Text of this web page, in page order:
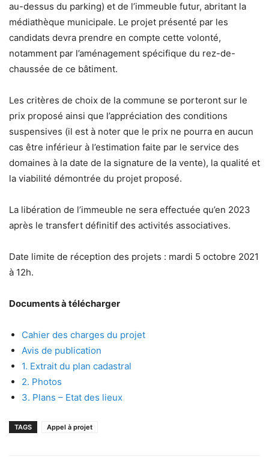
au-dessus du parking) et de l’immeuble futur, abritant la
médiathèque municipale. Le projet présenté par les
candidats devra prendre en compte cette volonté,
notamment par l’aménagement spécifique du rez-de-
chaussée de ce bâtiment.
Les critères de choix de la commune se porteront sur le
prix proposé ainsi que l’appréciation des conditions
suspensives (il est à noter que le prix ne pourra en aucun
cas être inférieur à l’estimation faite par le service des
domaines à la date de la signature de la vente), la qualité et
la viabilité démontrée du projet proposé.
La libération de l’immeuble ne sera effectuée qu’en 2023
après le transfert définitif des activités associatives.
Date limite de réception des projets : mardi 5 octobre 2021
à 12h.
Documents à télécharger
Cahier des charges du projet
Avis de publication
1. Extrait du plan cadastral
2. Photos
3. Plans – Etat des lieux
TAGS Appel à projet